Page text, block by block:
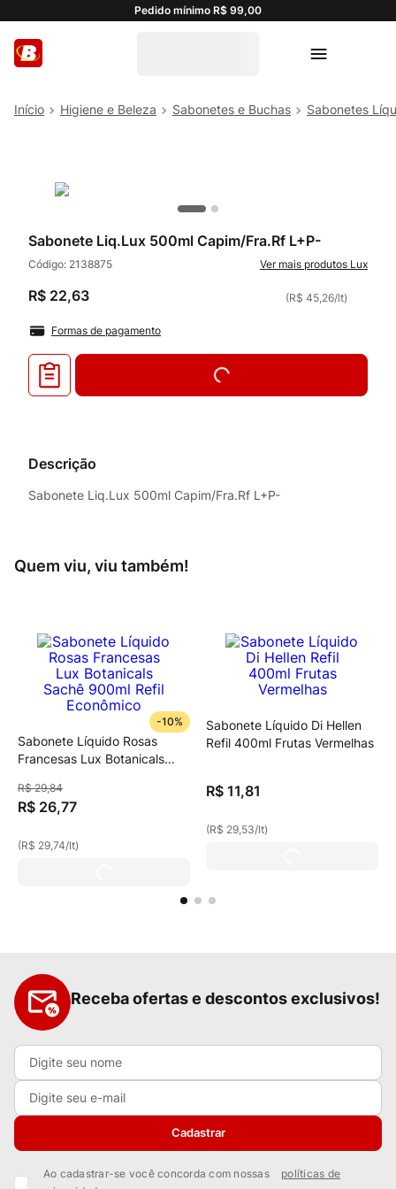
Pedido mínimo R$ 99,00
Higiene e Beleza Sabonetes e Buchas Sabonetes
Sabonete Liq.Lux 500ml Capim/Fra.Rf L+P-
Código: 2138875 Lux
R$ 22,63 (R$ 45,26/lt)
Formas de pagamento
Descrição
Sabonete Liq.Lux 500ml Capim/Fra.Rf L+P-
Quem viu, viu também!
-10%
Sabonete Líquido Rosas
Francesas Lux Botanicals
R$ 29,84
R$ 26,77
(R$ 29,74/lt)
Sabonete Líquido Di Hellen
Refil 400ml Frutas Vermelhas
R$ 11,81
(R$ 29,53/lt)
Receba ofertas e descontos exclusivos!
Cadastrar
Ao cadastrar-se você concorda com nossas
políticas de